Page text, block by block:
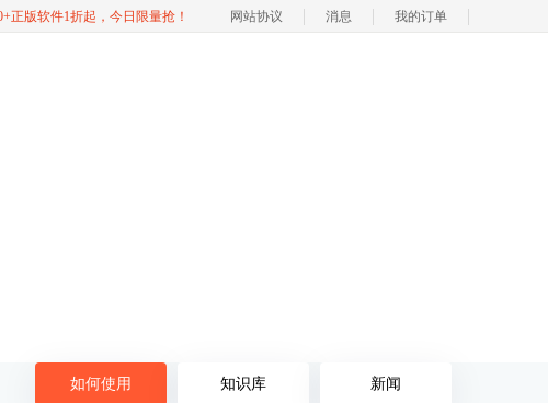
正版软件1折起，今日限量抢！ 网站协议 消息 我的订单
如何使用 知识库 新闻